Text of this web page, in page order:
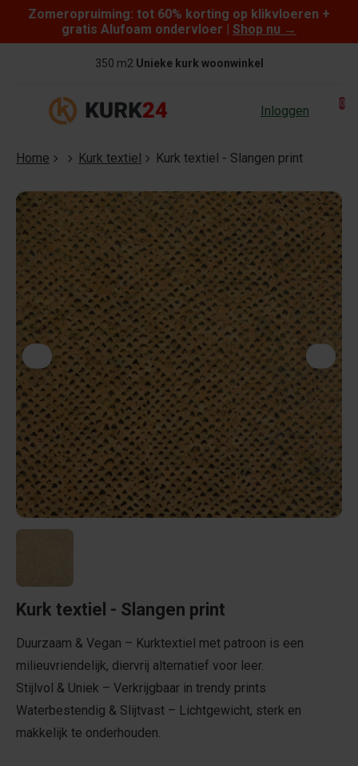
Skip to content
Zomeropruiming: tot 60% korting op klikvloeren +
gratis Alufoam ondervloer | Shop nu →
350 m2 Unieke kurk woonwinkel
Inloggen 0
Home Kurk textiel Kurk textiel - Slangen print
Kurk textiel - Slangen print
Duurzaam & Vegan – Kurktextiel met patroon is een
milieuvriendelijk, diervrij alternatief voor leer.
Stijlvol & Uniek – Verkrijgbaar in trendy prints
Waterbestendig & Slijtvast – Lichtgewicht, sterk en
makkelijk te onderhouden.